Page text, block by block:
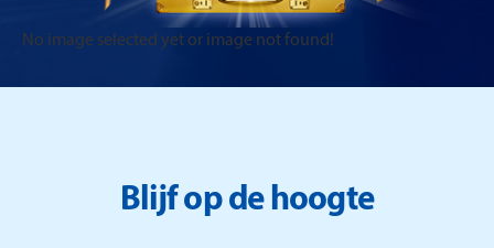
No image selected yet or image not found!
Blijf op de hoogte